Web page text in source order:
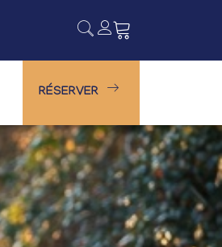
RÉSERVER